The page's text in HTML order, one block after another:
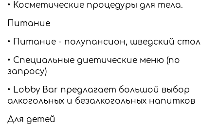
• Косметические процедуры для тела.
Питание
• Питание - полупансион, шведский стол
• Специальные диетические меню (по
запросу)
• Lobby Bar предлагает большой выбор
алкогольных и безалкогольных напитков
Для детей